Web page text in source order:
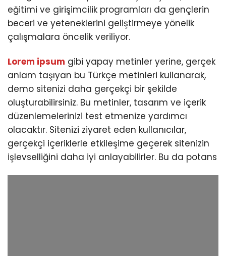
eğitimi ve girişimcilik programları da gençlerin
beceri ve yeteneklerini geliştirmeye yönelik
çalışmalara öncelik veriliyor.
Lorem ipsum gibi yapay metinler yerine, gerçek
anlam taşıyan bu Türkçe metinleri kullanarak,
demo sitenizi daha gerçekçi bir şekilde
oluşturabilirsiniz. Bu metinler, tasarım ve içerik
düzenlemelerinizi test etmenize yardımcı
olacaktır. Sitenizi ziyaret eden kullanıcılar,
gerçekçi içeriklerle etkileşime geçerek sitenizin
işlevselliğini daha iyi anlayabilirler. Bu da potans